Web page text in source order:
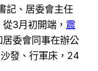
記、居委會主任
3月初開端， 震
居委會同事在辦公
發、行軍床，24